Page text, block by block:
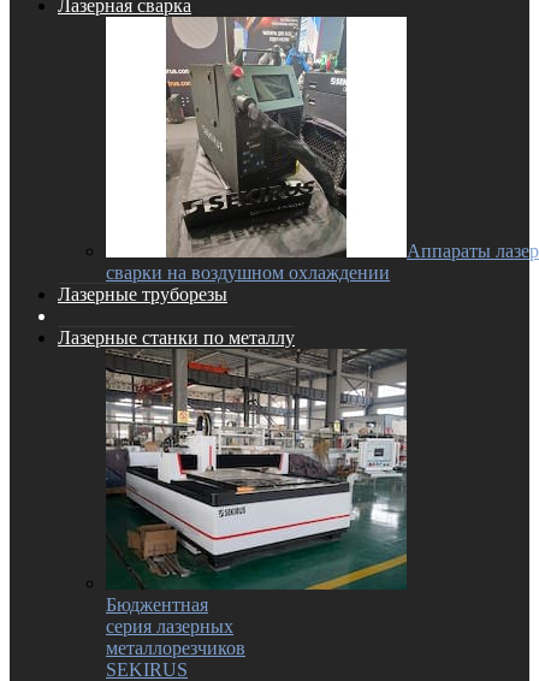
Лазерная сварка
Аппараты
сварки на воздушном охлаждении
Лазерные труборезы
Лазерные станки по металлу
Бюджентная
серия лазерных
металлорезчиков
SEKIRUS